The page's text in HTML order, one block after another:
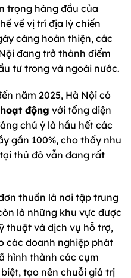
trọng hàng đầu của
về vị trí địa lý chiến
càng hoàn thiện, các
đang trở thành điểm
tư trong và ngoài nước.
năm 2025, Hà Nội có
động với tổng diện
chú ý là hầu hết các
gần 100%, cho thấy nhu
thủ đô vẫn đang rất
thuần là nơi tập trung
là những khu vực được
thuật và dịch vụ hỗ trợ,
các doanh nghiệp phát
hình thành các cụm
tạo nên chuỗi giá trị